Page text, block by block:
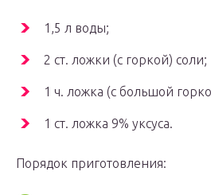
1,5 л воды;
2 ст. ложки (с горкой) соли;
1 ч. ложка (с большой
1 ст. ложка 9% уксуса.
Порядок приготовления: